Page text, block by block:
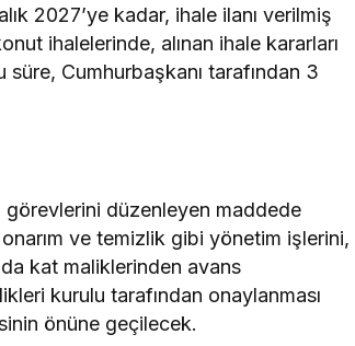
2027’ye kadar, ihale ilanı verilmiş
ihalelerinde, alınan ihale kararları
Cumhurbaşkanı tarafından 3
düzenleyen maddede
ve temizlik gibi yönetim işlerini,
kat maliklerinden avans
kurulu tarafından onaylanması
önüne geçilecek.